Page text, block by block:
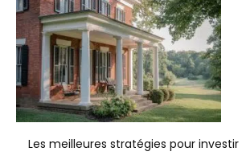
Les meilleures stratégies pour